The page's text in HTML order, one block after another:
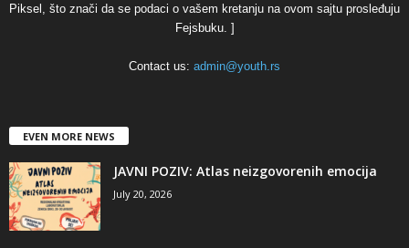
Piksel, što znači da se podaci o vašem kretanju na ovom sajtu prosleđuju
Fejsbuku. ]
Contact us: admin@youth.rs
EVEN MORE NEWS
JAVNI POZIV: Atlas neizgovorenih emocija
July 20, 2026